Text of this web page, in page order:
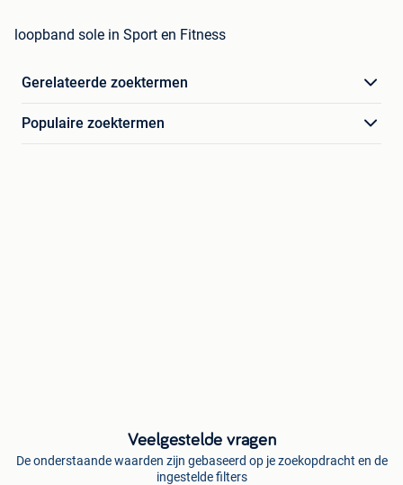
loopband sole in Sport en Fitness
Gerelateerde zoektermen
Populaire zoektermen
Veelgestelde vragen
De onderstaande waarden zijn gebaseerd op je zoekopdracht en de
ingestelde filters